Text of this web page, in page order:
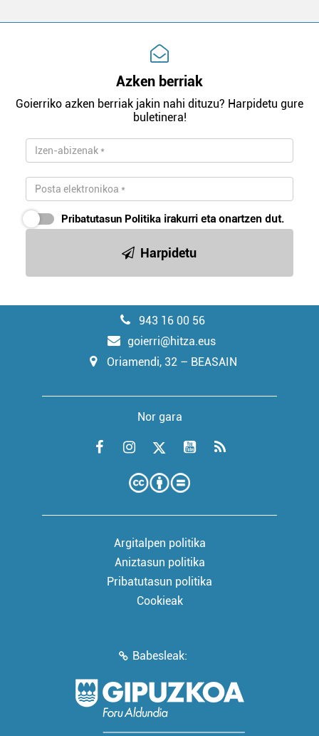
Azken berriak
Goierriko azken berriak jakin nahi dituzu? Harpidetu gure
buletinera!
Pribatutasun Politika irakurri eta onartzen dut.
Harpidetu
943 16 00 56
goierri@hitza.eus
Oriamendi, 32 – BEASAIN
Nor gara
Argitalpen politika
Aniztasun politika
Pribatutasun politika
Cookieak
Babesleak: